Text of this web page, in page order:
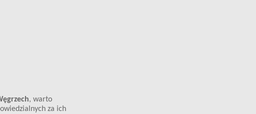
, warto
za ich